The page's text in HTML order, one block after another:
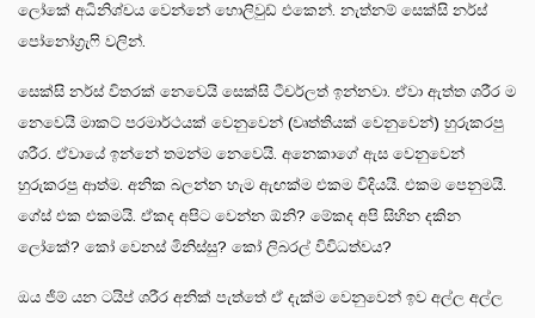
ලෝකේ අධිනිශ්චය වෙන්නේ හොලිවුඩ් එකෙන්. නැත්නම් සෙක්සි නර්ස්
පෝනෝග්‍රැෆි වලින්.
සෙක්සි නර්ස් විතරක් නෙවෙයි සෙක්සි ටීචර්ලත් ඉන්නවා. ඒවා ඇත්ත ශරීර ම
නෙවෙයි මාකට් පරමාර්ථයක් වෙනුවෙන් (වෘත්තියක් වෙනුවෙන්) හුරුකරපු
ශරීර. ඒවායේ ඉන්නේ තමන්ම නෙවෙයි. අනෙකාගේ ඇස වෙනුවෙන්
හුරුකරපු ආත්ම. අනික බලන්න හැම ඇඟක්ම එකම විදියයි. එකම පෙනුමයි.
ගේස් එක එකමයි. ඒකද අපිට වෙන්න ඕනි? මේකද අපි සිහින දකින
ලෝකේ? කෝ වෙනස් මිනිස්සු? කෝ ලිබරල් විවිධත්වය?
ඔය ජිම් යන ටයිප් ශරීර අනික් පැත්තේ ඒ දැක්ම වෙනුවෙන් ඉව අල්ල අල්ල